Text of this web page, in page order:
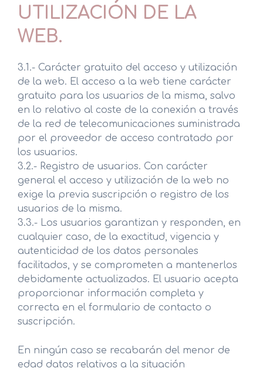
UTILIZACIÓN DE LA
WEB.
3.1.- Carácter gratuito del acceso y utilización
de la web. El acceso a la web tiene carácter
gratuito para los usuarios de la misma, salvo
en lo relativo al coste de la conexión a través
de la red de telecomunicaciones suministrada
por el proveedor de acceso contratado por
los usuarios.
3.2.- Registro de usuarios. Con carácter
general el acceso y utilización de la web no
exige la previa suscripción o registro de los
usuarios de la misma.
3.3.- Los usuarios garantizan y responden, en
cualquier caso, de la exactitud, vigencia y
autenticidad de los datos personales
facilitados, y se comprometen a mantenerlos
debidamente actualizados. El usuario acepta
proporcionar información completa y
correcta en el formulario de contacto o
suscripción.
En ningún caso se recabarán del menor de
edad datos relativos a la situación